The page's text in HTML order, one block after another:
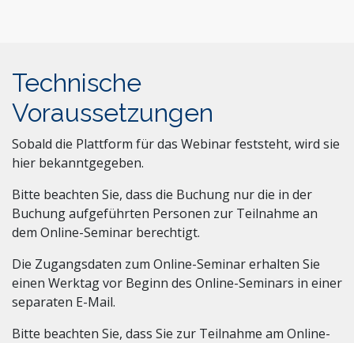
Technische
Voraussetzungen
Sobald die Plattform für das Webinar feststeht, wird sie
hier bekanntgegeben.
Bitte beachten Sie, dass die Buchung nur die in der
Buchung aufgeführten Personen zur Teilnahme an
dem Online-Seminar berechtigt.
Die Zugangsdaten zum Online-Seminar erhalten Sie
einen Werktag vor Beginn des Online-Seminars in einer
separaten E-Mail.
Bitte beachten Sie, dass Sie zur Teilnahme am Online-